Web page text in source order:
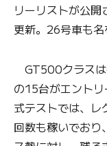
リーリストが公開
更新。26号車も名
GT500クラスは
の15台がエント
式テストでは、レ
回数も稼いでおり